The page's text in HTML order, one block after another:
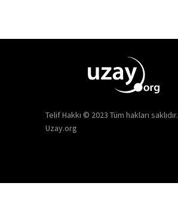
Telif Hakkı © 2023 Tüm hakları saklıdır.
Uzay.org